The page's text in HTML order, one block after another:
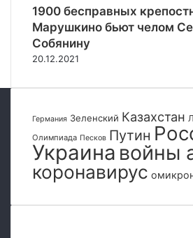
у
л
л
а
ж
к
у
л
а
и
н
н
а
в
1900 бесправных
Марушкино бьют челом
Собянину
20.12.2021
Германия Зеленский Казахстан
Олимпиада Песков Путин
Украина войны
коронавирус